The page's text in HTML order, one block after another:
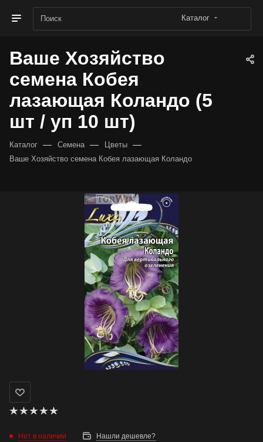
Каталог
Ваше Хозяйство
семена Кобея
лазающая Коландо (5
шт / уп 10 шт)
Каталог — Семена — Цветы —
Ваше Хозяйство семена Кобея лазающая Коландо
Нет в наличии Нашли дешевле?